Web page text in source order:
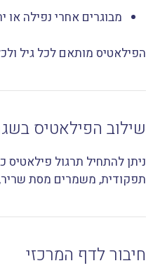
מבוגרים אחרי נפילה או
הפילאטיס מותאם לכל גיל
שילוב הפילאטיס
ניתן להתחיל תרגול
תפקודית, משמרים מסת
חיבור לדף המרכזי